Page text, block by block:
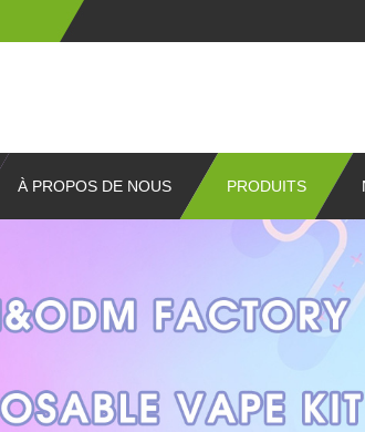
À PROPOS DE NOUS PRODUITS